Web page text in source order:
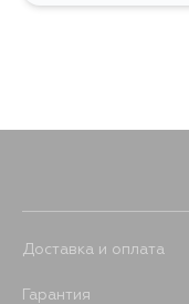
Доставка и оплата
Гарантия